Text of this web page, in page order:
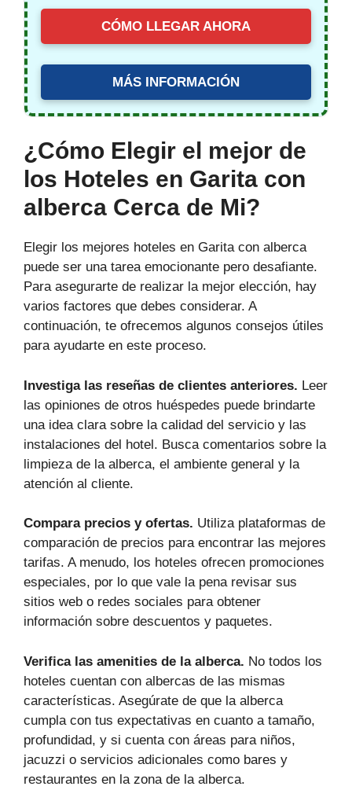
CÓMO LLEGAR AHORA
MÁS INFORMACIÓN
¿Cómo Elegir el mejor de
los Hoteles en Garita con
alberca Cerca de Mi?
Elegir los mejores hoteles en Garita con alberca
puede ser una tarea emocionante pero desafiante.
Para asegurarte de realizar la mejor elección, hay
varios factores que debes considerar. A
continuación, te ofrecemos algunos consejos útiles
para ayudarte en este proceso.
Investiga las reseñas de clientes anteriores. Leer
las opiniones de otros huéspedes puede brindarte
una idea clara sobre la calidad del servicio y las
instalaciones del hotel. Busca comentarios sobre la
limpieza de la alberca, el ambiente general y la
atención al cliente.
Compara precios y ofertas. Utiliza plataformas de
comparación de precios para encontrar las mejores
tarifas. A menudo, los hoteles ofrecen promociones
especiales, por lo que vale la pena revisar sus
sitios web o redes sociales para obtener
información sobre descuentos y paquetes.
Verifica las amenities de la alberca. No todos los
hoteles cuentan con albercas de las mismas
características. Asegúrate de que la alberca
cumpla con tus expectativas en cuanto a tamaño,
profundidad, y si cuenta con áreas para niños,
jacuzzi o servicios adicionales como bares y
restaurantes en la zona de la alberca.